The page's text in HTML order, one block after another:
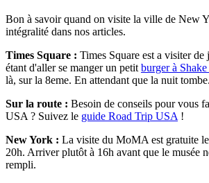
Bon à savoir quand on visite la ville de New
intégralité dans nos articles.
Times Square : Times Square est a visiter
étant d'aller se manger un petit burger à Shake
là, sur la 8eme. En attendant que la nuit
Sur la route : Besoin de conseils pour vous
USA ? Suivez le guide Road Trip USA !
New York : La visite du MoMA est gratuite
20h. Arriver plutôt à 16h avant que le musée
rempli.